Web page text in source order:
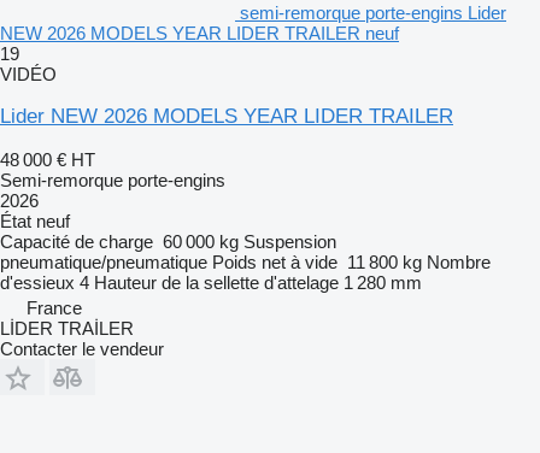
semi-remorque porte-engins Lider
NEW 2026 MODELS YEAR LIDER TRAILER neuf
19
VIDÉO
Lider NEW 2026 MODELS YEAR LIDER TRAILER
48 000 € HT
Semi-remorque porte-engins
2026
État neuf
Capacité de charge 60 000 kg Suspension
pneumatique/pneumatique Poids net à vide 11 800 kg Nombre
d'essieux 4 Hauteur de la sellette d'attelage 1 280 mm
France
LİDER TRAİLER
Contacter le vendeur